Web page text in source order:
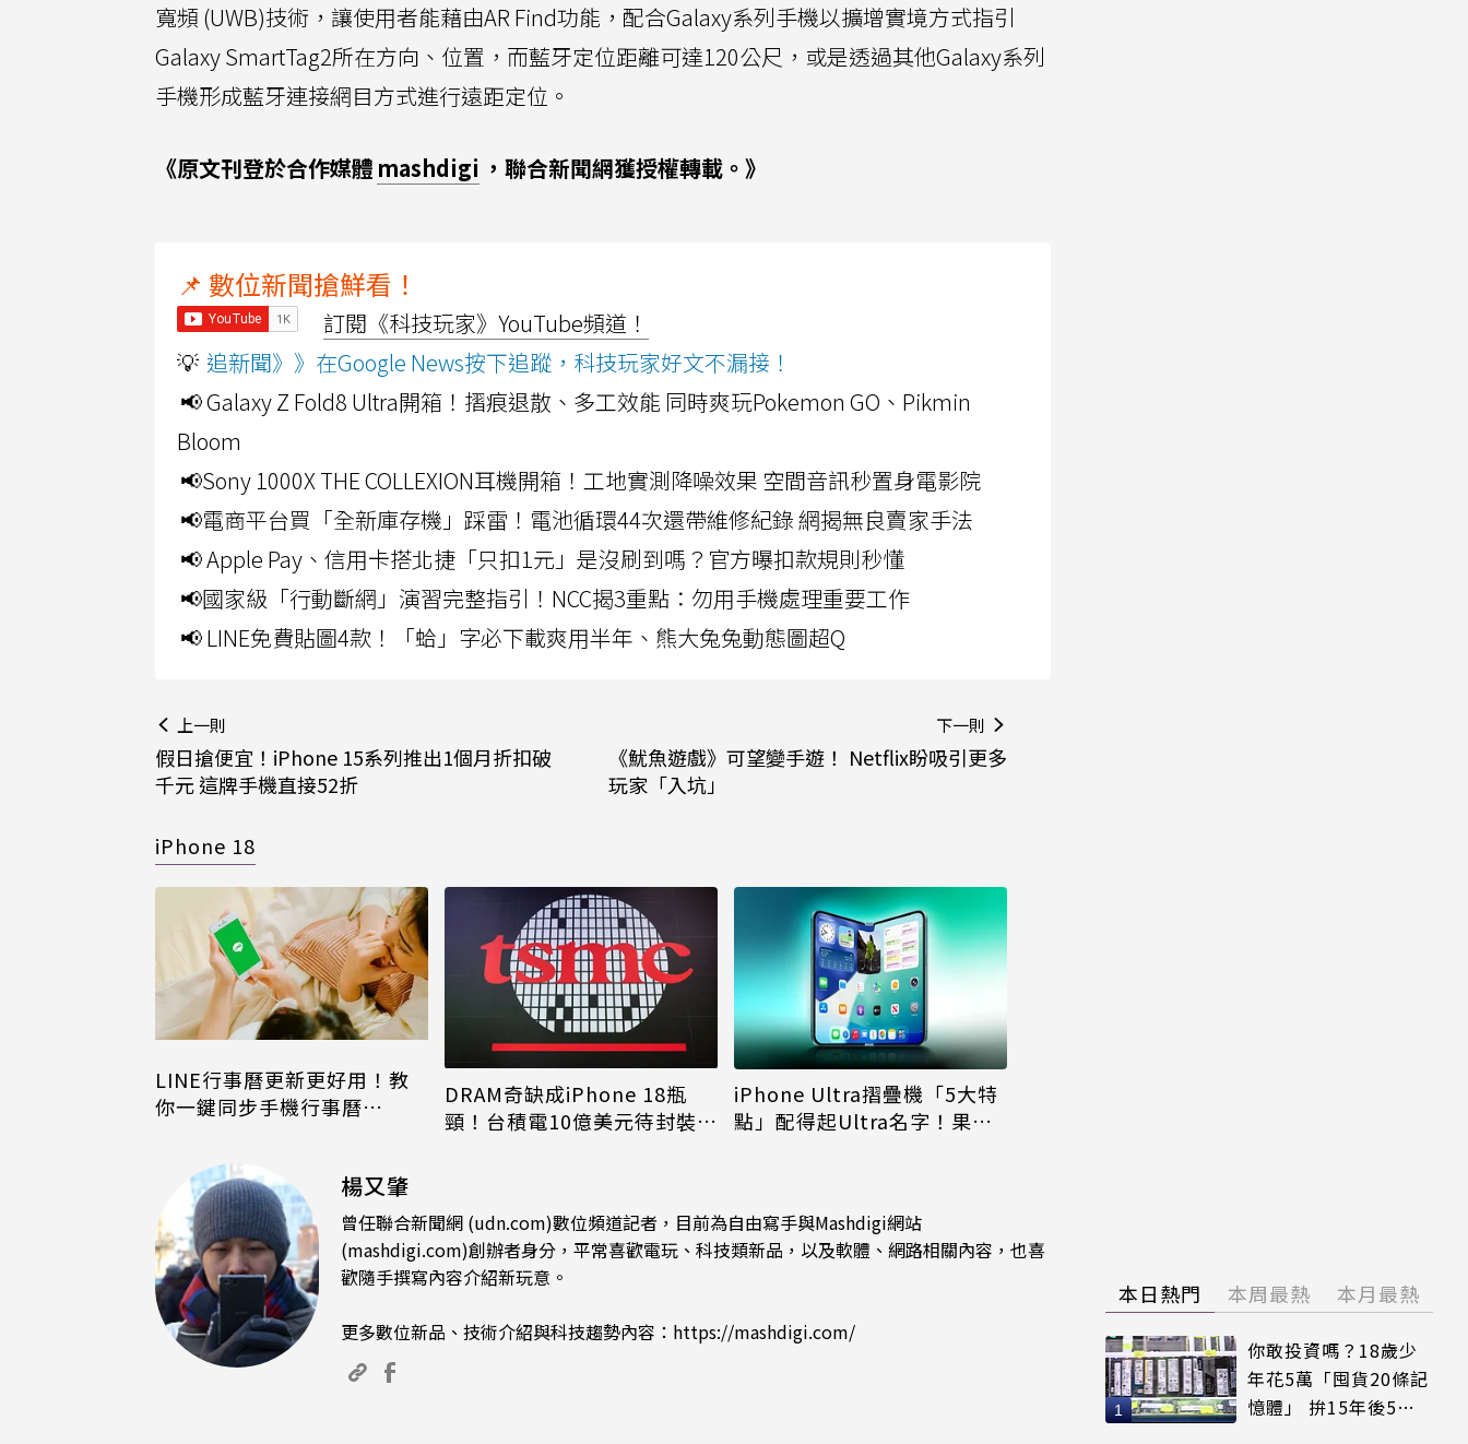
寬頻 (UWB)技術，讓使用者能藉由AR Find功能，配合Galaxy系列手機以擴增實境方式指引
Galaxy SmartTag2所在方向、位置，而藍牙定位距離可達120公尺，或是透過其他Galaxy系列
手機形成藍牙連接網目方式進行遠距定位。
《原文刊登於合作媒體 mashdigi ，聯合新聞網獲授權轉載。》
📌 數位新聞搶鮮看！
訂閱《科技玩家》YouTube頻道！
💡 追新聞》》在Google News按下追蹤，科技玩家好文不漏接！
📢 Galaxy Z Fold8 Ultra開箱！摺痕退散、多工效能 同時爽玩Pokemon GO、Pikmin
Bloom
📢Sony 1000X THE COLLEXION耳機開箱！工地實測降噪效果 空間音訊秒置身電影院
📢電商平台買「全新庫存機」踩雷！電池循環44次還帶維修紀錄 網揭無良賣家手法
📢 Apple Pay、信用卡搭北捷「只扣1元」是沒刷到嗎？官方曝扣款規則秒懂
📢國家級「行動斷網」演習完整指引！NCC揭3重點：勿用手機處理重要工作
📢 LINE免費貼圖4款！「蛤」字必下載爽用半年、熊大兔兔動態圖超Q
上一則
假日搶便宜！iPhone 15系列推出1個月折扣破
千元 這牌手機直接52折
下一則
《魷魚遊戲》可望變手遊！ Netflix盼吸引更多
玩家「入坑」
iPhone 18
LINE行事曆更新更好用！教
你一鍵同步手機行事曆
DRAM奇缺成iPhone 18瓶
頸！台積電10億美元待封裝晶
iPhone Ultra摺疊機「5大特
點」配得起Ultra名字！果粉
楊又肇
曾任聯合新聞網 (udn.com)數位頻道記者，目前為自由寫手與Mashdigi網站
(mashdigi.com)創辦者身分，平常喜歡電玩、科技類新品，以及軟體、網路相關內容，也喜
歡隨手撰寫內容介紹新玩意。
更多數位新品、技術介紹與科技趨勢內容： https://mashdigi.com/
本日熱門 本周最熱 本月最熱
你敢投資嗎？18歲少
年花5萬「囤貨20條記
憶體」 拚15年後5倍